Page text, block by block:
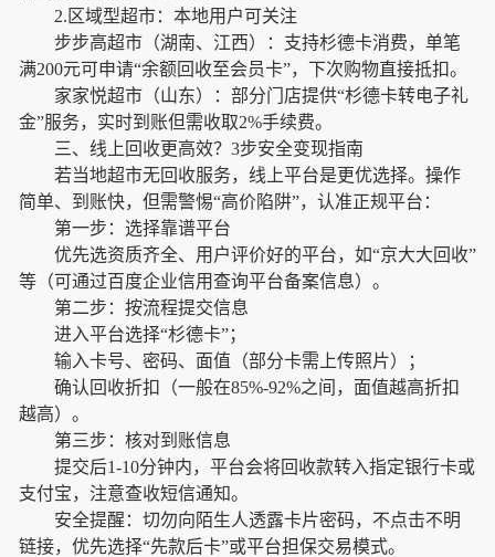
2.区域型超市：本地用户可关注
步步高超市（湖南、江西）：支持杉德卡消费，单笔
满200元可申请“余额回收至会员卡”，下次购物直接抵扣。
家家悦超市（山东）：部分门店提供“杉德卡转电子礼
金”服务，实时到账但需收取2%手续费。
三、线上回收更高效？3步安全变现指南
若当地超市无回收服务，线上平台是更优选择。操作
简单、到账快，但需警惕“高价陷阱”，认准正规平台：
第一步：选择靠谱平台
优先选资质齐全、用户评价好的平台，如“京大大回收”
等（可通过百度企业信用查询平台备案信息）。
第二步：按流程提交信息
进入平台选择“杉德卡”；
输入卡号、密码、面值（部分卡需上传照片）；
确认回收折扣（一般在85%-92%之间，面值越高折扣
越高）。
第三步：核对到账信息
提交后1-10分钟内，平台会将回收款转入指定银行卡或
支付宝，注意查收短信通知。
安全提醒：切勿向陌生人透露卡片密码，不点击不明
链接，优先选择“先款后卡”或平台担保交易模式。